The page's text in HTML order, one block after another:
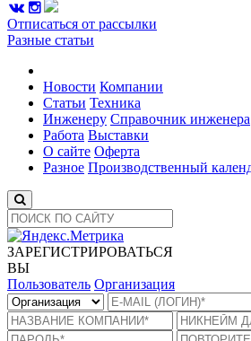
Отписаться от рассылки
Разные статьи
Новости Компании
Статьи Техника
Инженеру Справочник инженера
Работа Выставки
О сайте Оферта
Разное Производственный
ЗАРЕГИСТРИРОВАТЬСЯ
ВЫ
Пользователь Организация